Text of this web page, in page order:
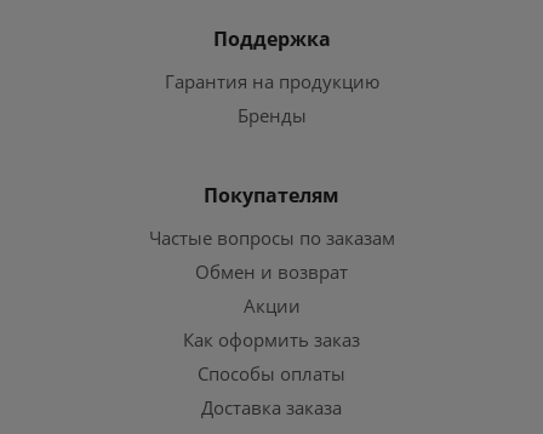
Поддержка
Гарантия на продукцию
Бренды
Покупателям
Частые вопросы по заказам
Обмен и возврат
Акции
Как оформить заказ
Способы оплаты
Доставка заказа